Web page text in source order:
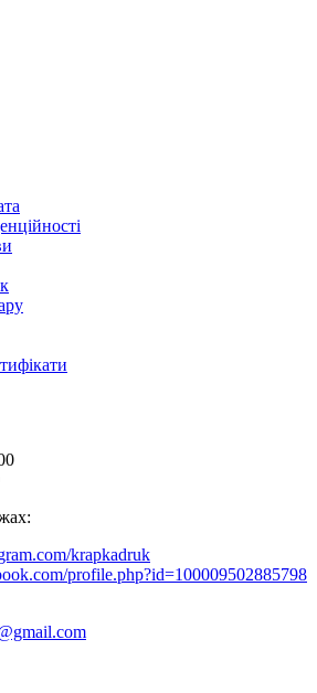
krapkadruk
profile.php?id=100009502885798